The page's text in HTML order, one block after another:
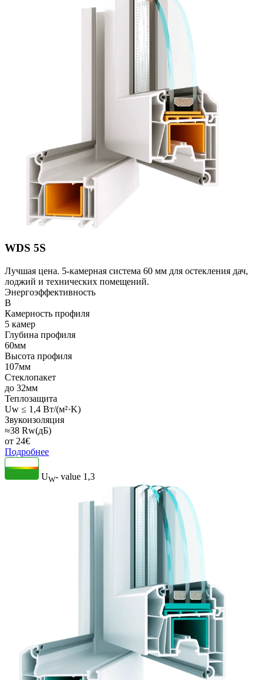
WDS 5S
Лучшая цена. 5-камерная система 60 мм для остекления дач,
лоджий и технических помещений.
Энергоэффективность
B
Камерность профиля
5 камер
Глубина профиля
60мм
Высота профиля
107мм
Стеклопакет
до 32мм
Теплозащита
Uw ≤ 1,4 Вт/(м²·K)
Звукоизоляция
≈38 Rw(дБ)
от 24€
Подробнее
UW- value 1,3